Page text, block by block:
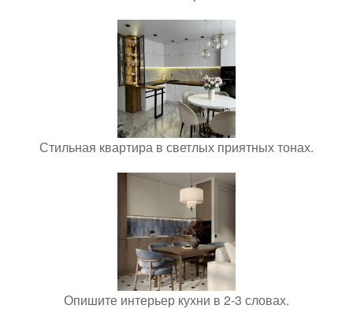
Стильная квартира в светлых приятных тонах.
Опишите интерьер кухни в 2-3 словах.